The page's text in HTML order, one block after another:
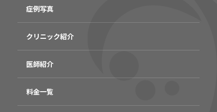
症例写真
クリニック紹介
医師紹介
料金一覧